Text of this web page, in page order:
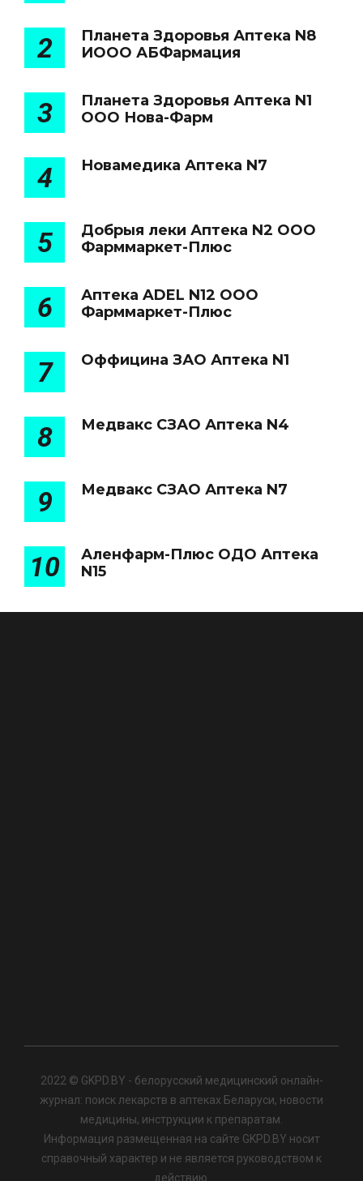
2
Планета Здоровья Аптека N8
ИООО АБФармация
3
Планета Здоровья Аптека N1
ООО Нова-Фарм
4 Новамедика Аптека N7
5
Добрыя леки Аптека N2 ООО
Фарммаркет-Плюс
6
Аптека ADEL N12 ООО
Фарммаркет-Плюс
7 Оффицина ЗАО Аптека N1
8 Медвакс СЗАО Аптека N4
9 Медвакс СЗАО Аптека N7
10
Аленфарм-Плюс ОДО Аптека
N15
2022 © GKPD.BY - белорусский медицинский онлайн-
журнал: поиск лекарств в аптеках Беларуси, новости
медицины, инструкции к препаратам.
Информация размещенная на сайте GKPD.BY носит
справочный характер и не является руководством к
действию.